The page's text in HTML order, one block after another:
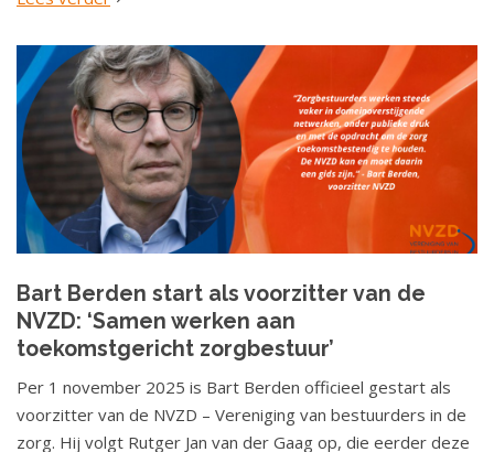
Bart Berden start als voorzitter van de
NVZD: ‘Samen werken aan
toekomstgericht zorgbestuur’
Per 1 november 2025 is Bart Berden officieel gestart als
voorzitter van de NVZD – Vereniging van bestuurders in de
zorg. Hij volgt Rutger Jan van der Gaag op, die eerder deze